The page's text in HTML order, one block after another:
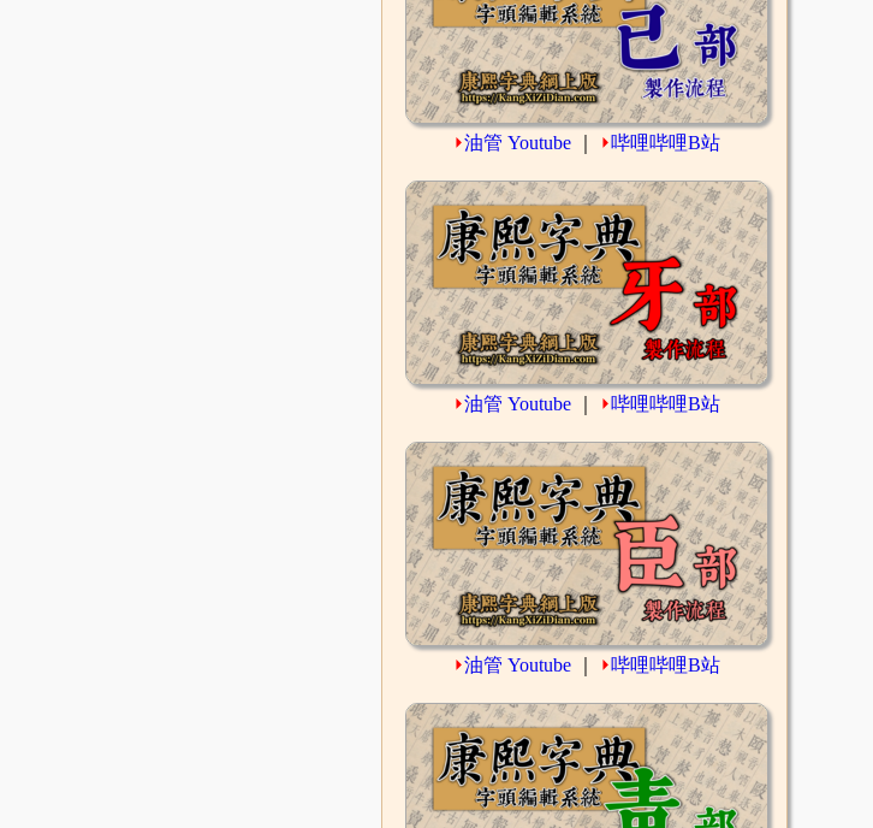
⏵油管 Youtube ⏵哔哩哔哩B站
⏵油管 Youtube ⏵哔哩哔哩B站
⏵油管 Youtube ⏵哔哩哔哩B站